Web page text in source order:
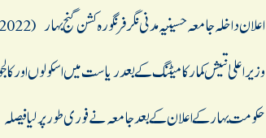
اعلان داخلہ جامعہ حسینیہ مدنی نگرفرنگورہ کشن گنج بہار (2022-05-04)
وزیر اعلیٰ نتیش کمارکامیٹنگ کے بعد ریاست میں اسکولوں اور
حکومت بہار کے اعلان کے بعد جا معه نے فوری طور پر لیا فیصلہ